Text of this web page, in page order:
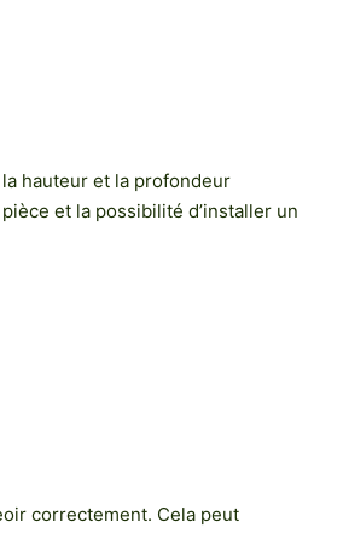
hauteur et la profondeur
et la possibilité d’installer un
correctement. Cela peut